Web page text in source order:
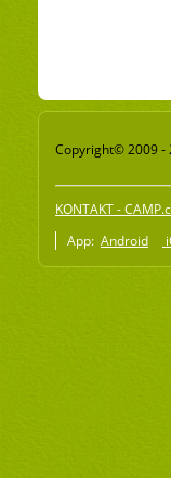
Copyright© 2009 -
KONTAKT -
App: Android